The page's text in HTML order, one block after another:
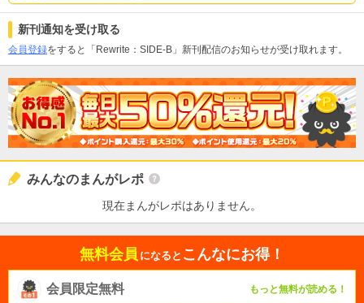
新刊通知を受け取る
会員登録をすると「Rewrite：SIDE-B」新刊配信のお知らせが受け取れます。
みんなのまんがレポ
現在まんがレポはありません。
無料会員 になると こんなにお得！
会員限定無料 もっと無料が読める！